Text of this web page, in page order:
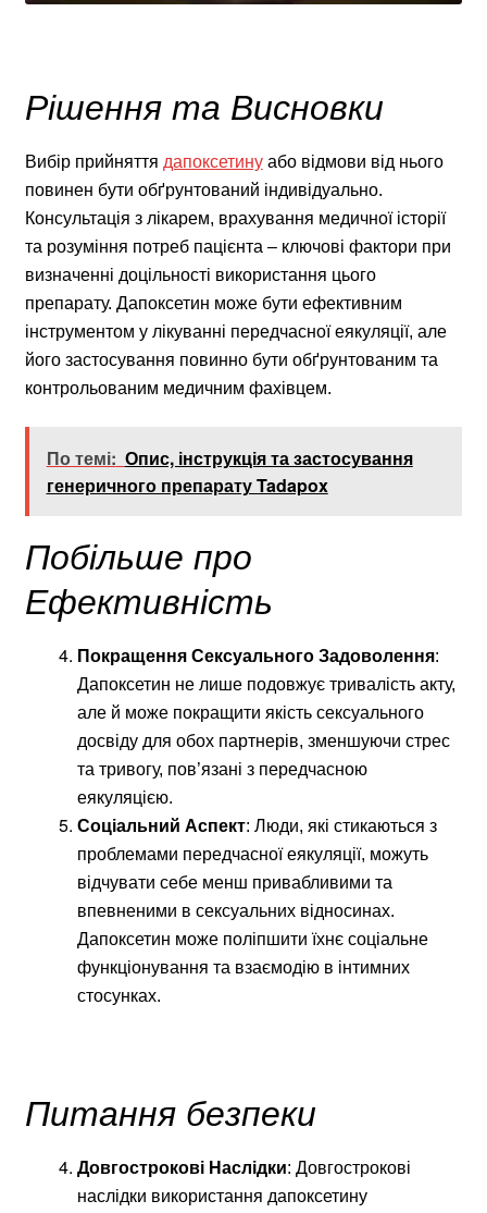
Рішення та Висновки
Вибір прийняття дапоксетинуабо відмови від нього
повинен бути обґрунтований індивідуально.
Консультація з лікарем, врахування медичної історії
та розуміння потреб пацієнта – ключові фактори при
визначенні доцільності використання цього
препарату. Дапоксетин може бути ефективним
інструментом у лікуванні передчасної еякуляції, але
його застосування повинно бути обґрунтованим та
контрольованим медичним фахівцем.
По темі: Опис, інструкція та застосування
генеричного препарату Tadapox
Побільше про
Ефективність
Покращення Сексуального Задоволення:
Дапоксетин не лише подовжує тривалість акту,
але й може покращити якість сексуального
досвіду для обох партнерів, зменшуючи стрес
та тривогу, пов’язані з передчасною
еякуляцією.
Соціальний Аспект: Люди, які стикаються з
проблемами передчасної еякуляції, можуть
відчувати себе менш привабливими та
впевненими в сексуальних відносинах.
Дапоксетин може поліпшити їхнє соціальне
функціонування та взаємодію в інтимних
стосунках.
Питання безпеки
Довгострокові Наслідки: Довгострокові
наслідки використання дапоксетину